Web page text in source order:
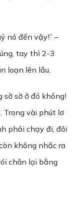
nó đến vậy!” –
tay thì 2-3
loạn lên lầu.
sờ sờ ở đó không!
Trong vài phút lơ
phải chạy đi, đôi
không nhấc ra
chân lại bằng